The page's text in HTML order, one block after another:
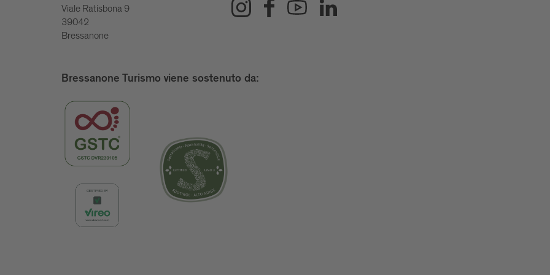
Viale Ratisbona 9
39042
Bressanone
Bressanone Turismo viene sostenuto da: